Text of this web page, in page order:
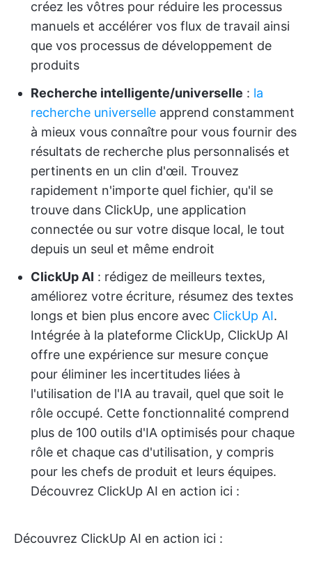
créez les vôtres pour réduire les processus
manuels et accélérer vos flux de travail ainsi
que vos processus de développement de
produits
Recherche intelligente/universelle : la
recherche universelle apprend constamment
à mieux vous connaître pour vous fournir des
résultats de recherche plus personnalisés et
pertinents en un clin d'œil. Trouvez
rapidement n'importe quel fichier, qu'il se
trouve dans ClickUp, une application
connectée ou sur votre disque local, le tout
depuis un seul et même endroit
ClickUp AI : rédigez de meilleurs textes,
améliorez votre écriture, résumez des textes
longs et bien plus encore avec ClickUp AI.
Intégrée à la plateforme ClickUp, ClickUp AI
offre une expérience sur mesure conçue
pour éliminer les incertitudes liées à
l'utilisation de l'IA au travail, quel que soit le
rôle occupé. Cette fonctionnalité comprend
plus de 100 outils d'IA optimisés pour chaque
rôle et chaque cas d'utilisation, y compris
pour les chefs de produit et leurs équipes.
Découvrez ClickUp AI en action ici :
Découvrez ClickUp AI en action ici :